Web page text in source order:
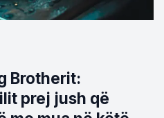
Brotherit:
prej jush që